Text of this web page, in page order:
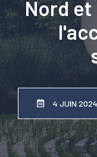
Nord et
4 JUIN 2024